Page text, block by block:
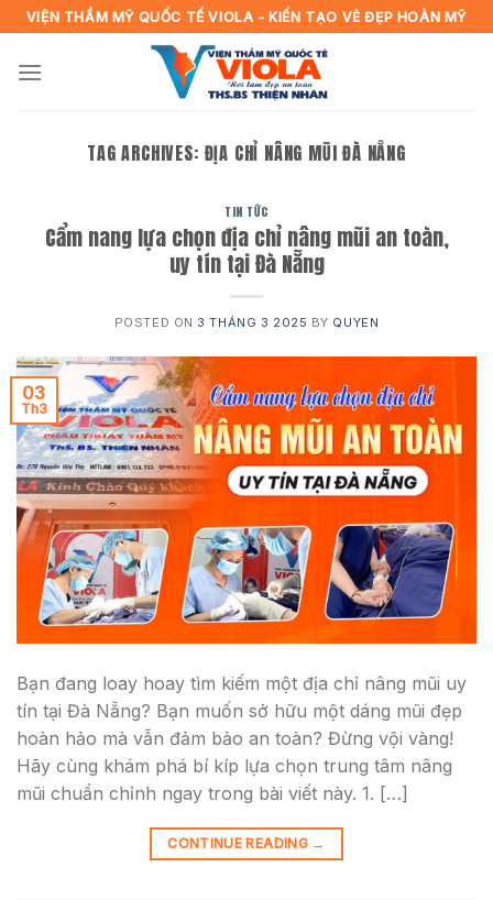
Skip
to
content
VIỆN THẨM MỸ QUỐC TẾ VIOLA - KIẾN TẠO VẺ ĐẸP HOÀN MỸ
TAG ARCHIVES: ĐỊA CHỈ NÂNG MŨI ĐÀ NẴNG
TIN TỨC
Cẩm nang lựa chọn địa chỉ nâng mũi an toàn,
uy tín tại Đà Nẵng
POSTED ON 3 THÁNG 3 2025 BY QUYEN
03
Th3
Bạn đang loay hoay tìm kiếm một địa chỉ nâng mũi uy
tín tại Đà Nẵng? Bạn muốn sở hữu một dáng mũi đẹp
hoàn hảo mà vẫn đảm bảo an toàn? Đừng vội vàng!
Hãy cùng khám phá bí kíp lựa chọn trung tâm nâng
mũi chuẩn chỉnh ngay trong bài viết này. 1. […]
CONTINUE READING →